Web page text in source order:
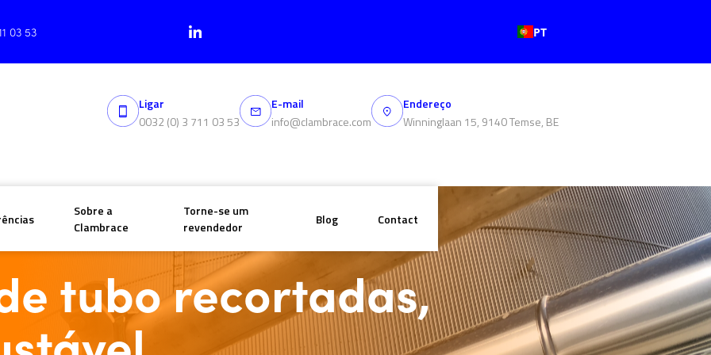
03 53 PT
Ligar
0032 (0) 3 711 03 53
E-mail
info@clambrace.com
Endereço
Winninglaan 15, 9140 Temse, BE
Sobre a
Clambrace
Torne-se um
revendedor
Blog Contact
com altura ajustável
tubo recortadas,